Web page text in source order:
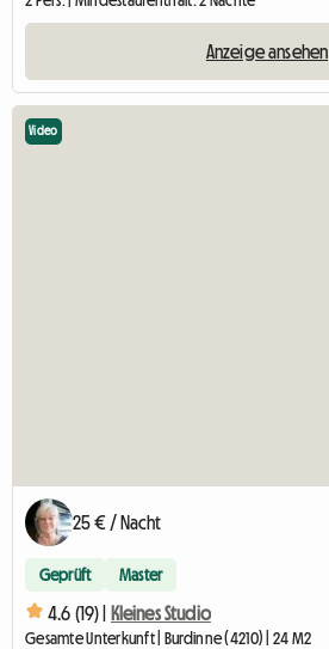
Anzeige ansehen
Video
25 € / Nacht
Geprüft Master
4.6 (19) | Kleines Studio
Gesamte Unterkunft | Burdinne (4210) | 24 M2